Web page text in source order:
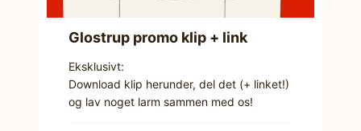
Glostrup promo klip + link
Eksklusivt:
Download klip herunder, del det (+ linket!)
og lav noget larm sammen med os!